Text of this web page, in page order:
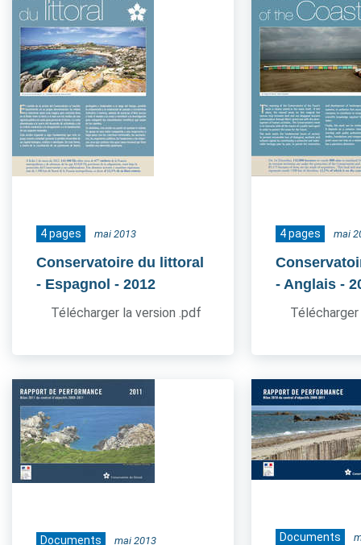
4 pages mai 2013
Conservatoire du littoral
- Espagnol - 2012
Télécharger la version .pdf
4 pages mai
- Anglais -
Documents mai 2013 Documents